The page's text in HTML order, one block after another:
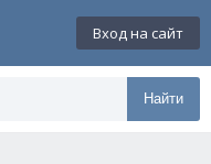
Вход на сайт
Найти